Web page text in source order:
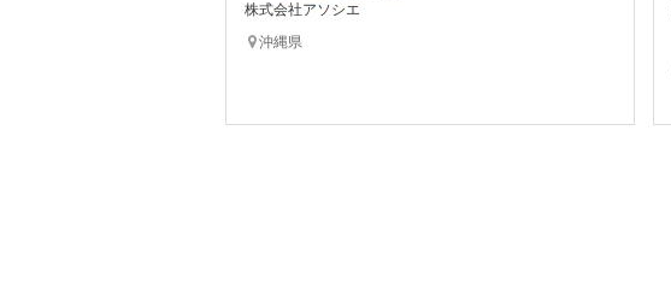
株式会社アソシエ
沖縄県